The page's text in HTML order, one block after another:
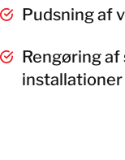
Pudsning af
Rengøring
installationer